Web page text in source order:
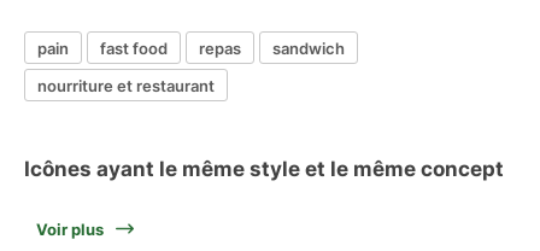
pain fast food repas
sandwich
nourriture et restaurant
Icônes ayant le même style et le même concept
Voir plus